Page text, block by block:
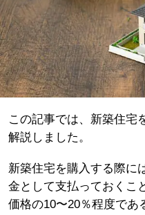
この記事では、新築住宅
解説しました。
新築住宅を購入する際に
金として支払っておくこ
価格の10〜20％程度であ